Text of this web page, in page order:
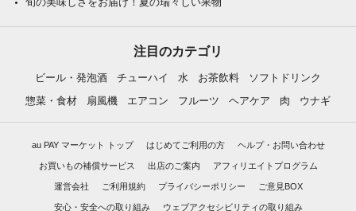
注目のカテゴリ
ビール・発泡酒 チューハイ 水 お茶飲料
ソフトドリンク
惣菜・食材
扇風機 エアコン フルーツ ヘアケア 肉 ウナギ
au PAY マーケット トップ はじめてご利用の方 ヘルプ・お問い合わせ
お買いもの補償サービス 出店のご案内 アフィリエイトプログラム
運営会社 ご利用規約 プライバシーポリシー ご意見BOX
安心・安全への取り組み ウェブアクセシビリティの取り組み